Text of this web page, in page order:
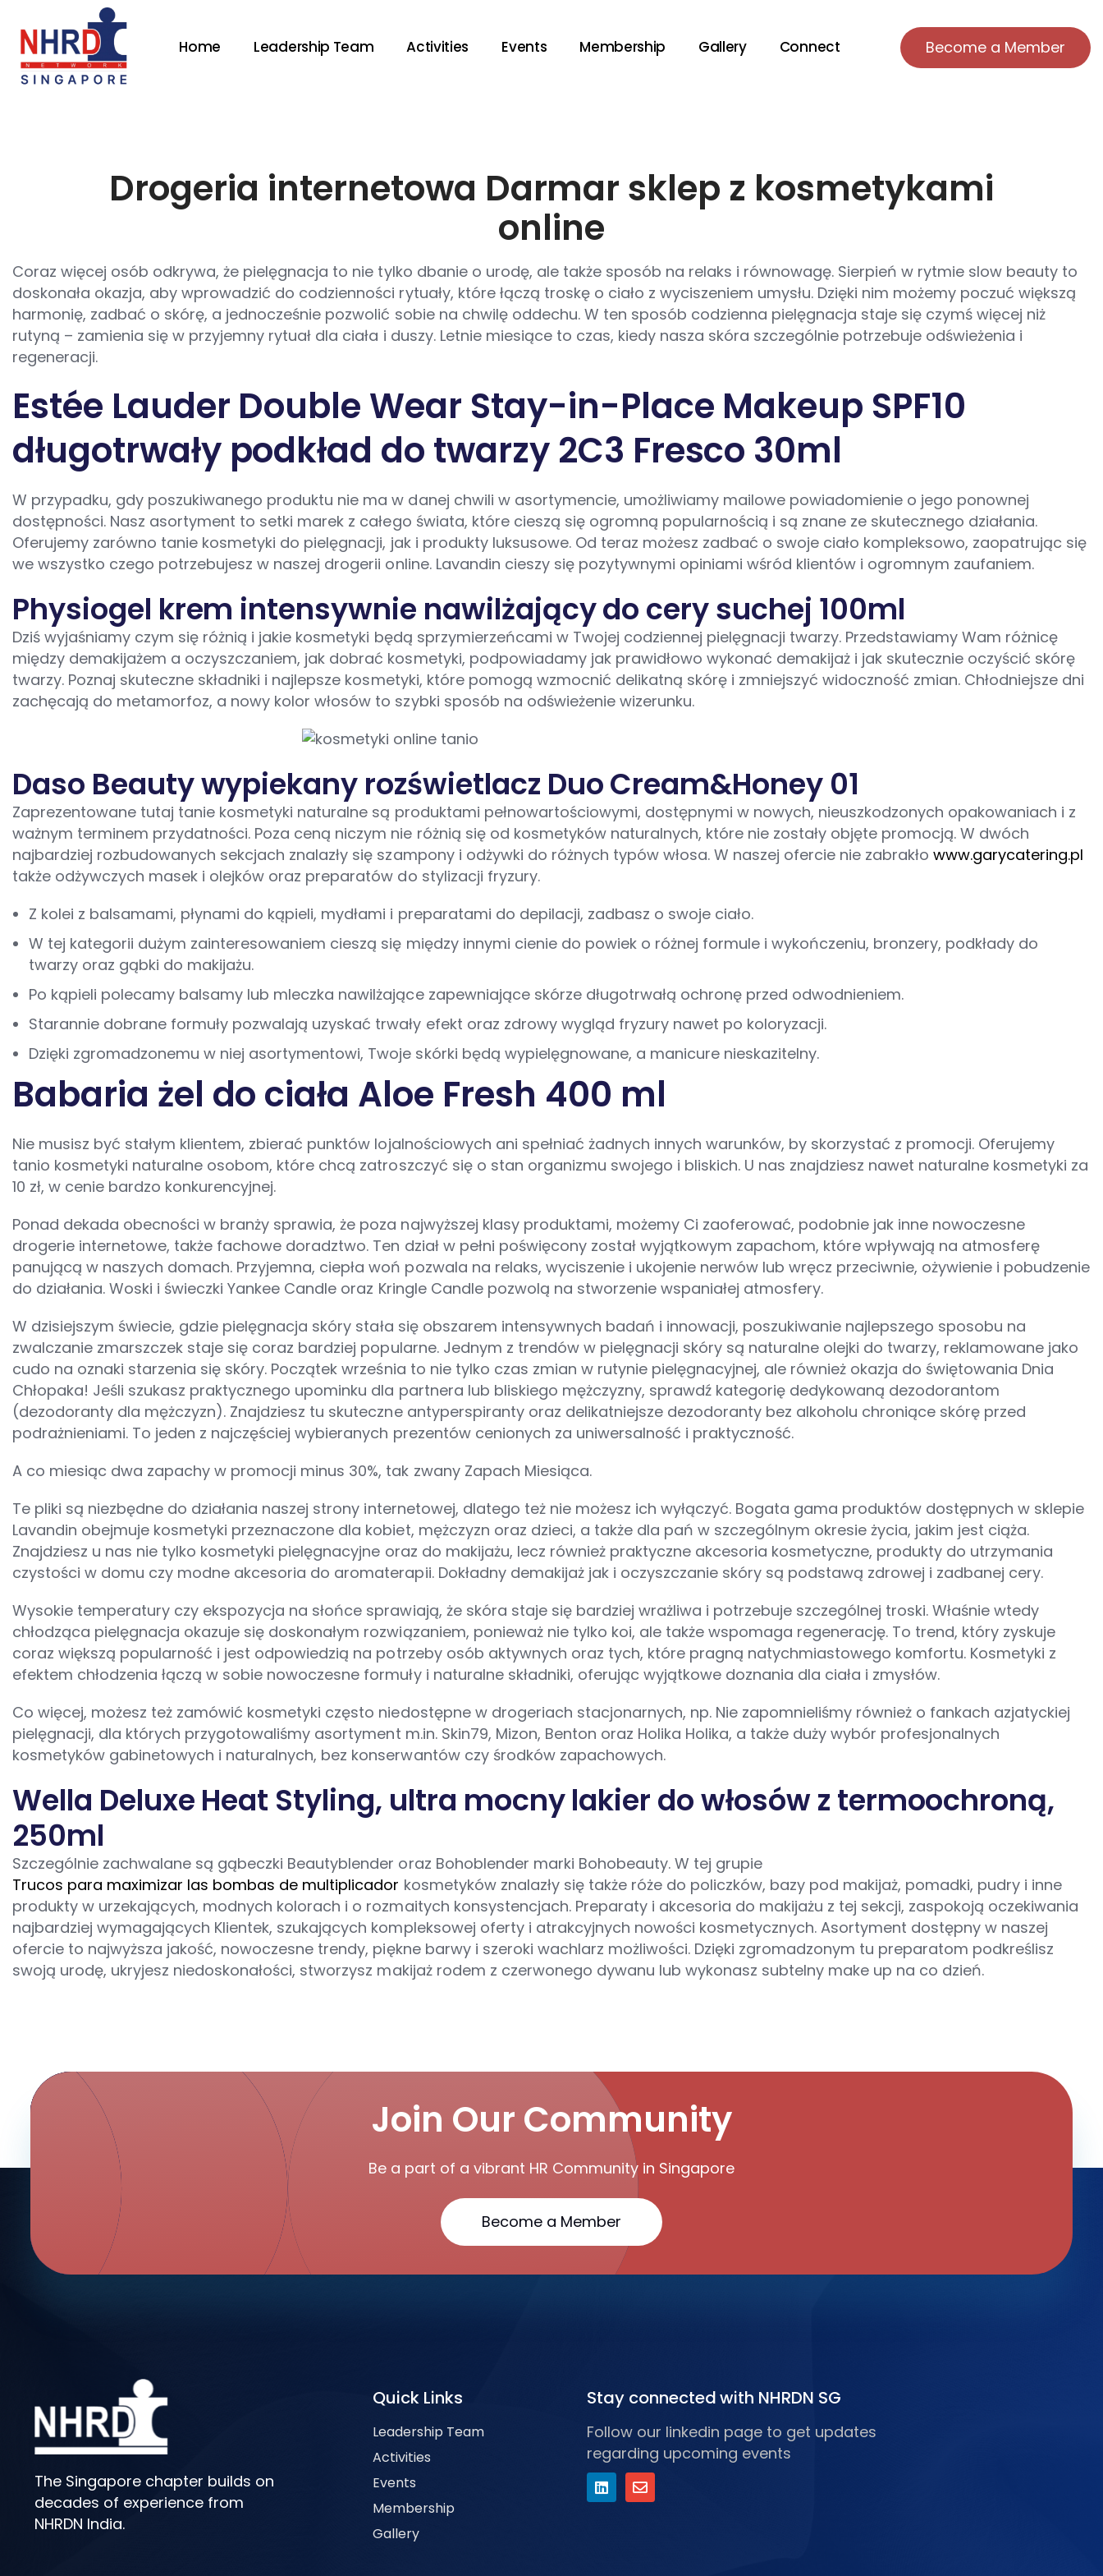
Home Leadership Team Activities Events Membership Gallery Connect Become a Member
Drogeria internetowa Darmar sklep z kosmetykami
online
Coraz więcej osób odkrywa, że pielęgnacja to nie tylko dbanie o urodę, ale także sposób na relaks i równowagę. Sierpień w rytmie slow beauty to
doskonała okazja, aby wprowadzić do codzienności rytuały, które łączą troskę o ciało z wyciszeniem umysłu. Dzięki nim możemy poczuć większą
harmonię, zadbać o skórę, a jednocześnie pozwolić sobie na chwilę oddechu. W ten sposób codzienna pielęgnacja staje się czymś więcej niż
rutyną – zamienia się w przyjemny rytuał dla ciała i duszy. Letnie miesiące to czas, kiedy nasza skóra szczególnie potrzebuje odświeżenia i
regeneracji.
Estée Lauder Double Wear Stay-in-Place Makeup SPF10
długotrwały podkład do twarzy 2C3 Fresco 30ml
W przypadku, gdy poszukiwanego produktu nie ma w danej chwili w asortymencie, umożliwiamy mailowe powiadomienie o jego ponownej
dostępności. Nasz asortyment to setki marek z całego świata, które cieszą się ogromną popularnością i są znane ze skutecznego działania.
Oferujemy zarówno tanie kosmetyki do pielęgnacji, jak i produkty luksusowe. Od teraz możesz zadbać o swoje ciało kompleksowo, zaopatrując się
we wszystko czego potrzebujesz w naszej drogerii online. Lavandin cieszy się pozytywnymi opiniami wśród klientów i ogromnym zaufaniem.
Physiogel krem intensywnie nawilżający do cery suchej 100ml
Dziś wyjaśniamy czym się różnią i jakie kosmetyki będą sprzymierzeńcami w Twojej codziennej pielęgnacji twarzy. Przedstawiamy Wam różnicę
między demakijażem a oczyszczaniem, jak dobrać kosmetyki, podpowiadamy jak prawidłowo wykonać demakijaż i jak skutecznie oczyścić skórę
twarzy. Poznaj skuteczne składniki i najlepsze kosmetyki, które pomogą wzmocnić delikatną skórę i zmniejszyć widoczność zmian. Chłodniejsze dni
zachęcają do metamorfoz, a nowy kolor włosów to szybki sposób na odświeżenie wizerunku.
Daso Beauty wypiekany rozświetlacz Duo Cream&Honey 01
Zaprezentowane tutaj tanie kosmetyki naturalne są produktami pełnowartościowymi, dostępnymi w nowych, nieuszkodzonych opakowaniach i z
ważnym terminem przydatności. Poza ceną niczym nie różnią się od kosmetyków naturalnych, które nie zostały objęte promocją. W dwóch
najbardziej rozbudowanych sekcjach znalazły się szampony i odżywki do różnych typów włosa. W naszej ofercie nie zabrakłowww.garycatering.pl
także odżywczych masek i olejków oraz preparatów do stylizacji fryzury.
Z kolei z balsamami, płynami do kąpieli, mydłami i preparatami do depilacji, zadbasz o swoje ciało.
W tej kategorii dużym zainteresowaniem cieszą się między innymi cienie do powiek o różnej formule i wykończeniu, bronzery, podkłady do
twarzy oraz gąbki do makijażu.
Po kąpieli polecamy balsamy lub mleczka nawilżające zapewniające skórze długotrwałą ochronę przed odwodnieniem.
Starannie dobrane formuły pozwalają uzyskać trwały efekt oraz zdrowy wygląd fryzury nawet po koloryzacji.
Dzięki zgromadzonemu w niej asortymentowi, Twoje skórki będą wypielęgnowane, a manicure nieskazitelny.
Babaria żel do ciała Aloe Fresh 400 ml
Nie musisz być stałym klientem, zbierać punktów lojalnościowych ani spełniać żadnych innych warunków, by skorzystać z promocji. Oferujemy
tanio kosmetyki naturalne osobom, które chcą zatroszczyć się o stan organizmu swojego i bliskich. U nas znajdziesz nawet naturalne kosmetyki za
10 zł, w cenie bardzo konkurencyjnej.
Ponad dekada obecności w branży sprawia, że poza najwyższej klasy produktami, możemy Ci zaoferować, podobnie jak inne nowoczesne
drogerie internetowe, także fachowe doradztwo. Ten dział w pełni poświęcony został wyjątkowym zapachom, które wpływają na atmosferę
panującą w naszych domach. Przyjemna, ciepła woń pozwala na relaks, wyciszenie i ukojenie nerwów lub wręcz przeciwnie, ożywienie i pobudzenie
do działania. Woski i świeczki Yankee Candle oraz Kringle Candle pozwolą na stworzenie wspaniałej atmosfery.
W dzisiejszym świecie, gdzie pielęgnacja skóry stała się obszarem intensywnych badań i innowacji, poszukiwanie najlepszego sposobu na
zwalczanie zmarszczek staje się coraz bardziej popularne. Jednym z trendów w pielęgnacji skóry są naturalne olejki do twarzy, reklamowane jako
cudo na oznaki starzenia się skóry. Początek września to nie tylko czas zmian w rutynie pielęgnacyjnej, ale również okazja do świętowania Dnia
Chłopaka! Jeśli szukasz praktycznego upominku dla partnera lub bliskiego mężczyzny, sprawdź kategorię dedykowaną dezodorantom
(dezodoranty dla mężczyzn). Znajdziesz tu skuteczne antyperspiranty oraz delikatniejsze dezodoranty bez alkoholu chroniące skórę przed
podrażnieniami. To jeden z najczęściej wybieranych prezentów cenionych za uniwersalność i praktyczność.
A co miesiąc dwa zapachy w promocji minus 30%, tak zwany Zapach Miesiąca.
Te pliki są niezbędne do działania naszej strony internetowej, dlatego też nie możesz ich wyłączyć. Bogata gama produktów dostępnych w sklepie
Lavandin obejmuje kosmetyki przeznaczone dla kobiet, mężczyzn oraz dzieci, a także dla pań w szczególnym okresie życia, jakim jest ciąża.
Znajdziesz u nas nie tylko kosmetyki pielęgnacyjne oraz do makijażu, lecz również praktyczne akcesoria kosmetyczne, produkty do utrzymania
czystości w domu czy modne akcesoria do aromaterapii. Dokładny demakijaż jak i oczyszczanie skóry są podstawą zdrowej i zadbanej cery.
Wysokie temperatury czy ekspozycja na słońce sprawiają, że skóra staje się bardziej wrażliwa i potrzebuje szczególnej troski. Właśnie wtedy
chłodząca pielęgnacja okazuje się doskonałym rozwiązaniem, ponieważ nie tylko koi, ale także wspomaga regenerację. To trend, który zyskuje
coraz większą popularność i jest odpowiedzią na potrzeby osób aktywnych oraz tych, które pragną natychmiastowego komfortu. Kosmetyki z
efektem chłodzenia łączą w sobie nowoczesne formuły i naturalne składniki, oferując wyjątkowe doznania dla ciała i zmysłów.
Co więcej, możesz też zamówić kosmetyki często niedostępne w drogeriach stacjonarnych, np. Nie zapomnieliśmy również o fankach azjatyckiej
pielęgnacji, dla których przygotowaliśmy asortyment m.in. Skin79, Mizon, Benton oraz Holika Holika, a także duży wybór profesjonalnych
kosmetyków gabinetowych i naturalnych, bez konserwantów czy środków zapachowych.
Wella Deluxe Heat Styling, ultra mocny lakier do włosów z termoochroną,
250ml
Szczególnie zachwalane są gąbeczki Beautyblender oraz Bohoblender marki Bohobeauty. W tej grupie
Trucos para maximizar las bombas de multiplicador kosmetyków znalazły się także róże do policzków, bazy pod makijaż, pomadki, pudry i inne
produkty w urzekających, modnych kolorach i o rozmaitych konsystencjach. Preparaty i akcesoria do makijażu z tej sekcji, zaspokoją oczekiwania
najbardziej wymagających Klientek, szukających kompleksowej oferty i atrakcyjnych nowości kosmetycznych. Asortyment dostępny w naszej
ofercie to najwyższa jakość, nowoczesne trendy, piękne barwy i szeroki wachlarz możliwości. Dzięki zgromadzonym tu preparatom podkreślisz
swoją urodę, ukryjesz niedoskonałości, stworzysz makijaż rodem z czerwonego dywanu lub wykonasz subtelny make up na co dzień.
Join Our Community
Be a part of a vibrant HR Community in Singapore
Become a Member
The Singapore chapter builds on
decades of experience from
NHRDN India.
Quick Links
Leadership Team
Activities
Events
Membership
Gallery
Stay connected with NHRDN SG
Follow our linkedin page to get updates
regarding upcoming events